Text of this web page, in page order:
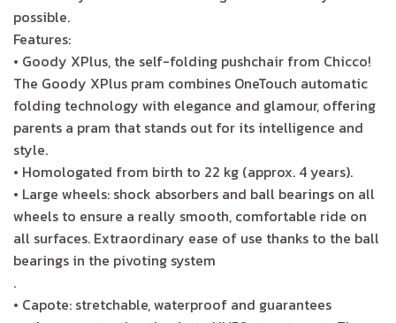
possible.
Features:
• Goody XPlus, the self-folding pushchair from Chicco!
The Goody XPlus pram combines OneTouch automatic
folding technology with elegance and glamour, offering
parents a pram that stands out for its intelligence and
style.
• Homologated from birth to 22 kg (approx. 4 years).
• Large wheels: shock absorbers and ball bearings on all
wheels to ensure a really smooth, comfortable ride on
all surfaces. Extraordinary ease of use thanks to the ball
bearings in the pivoting system
.
• Capote: stretchable, waterproof and guarantees